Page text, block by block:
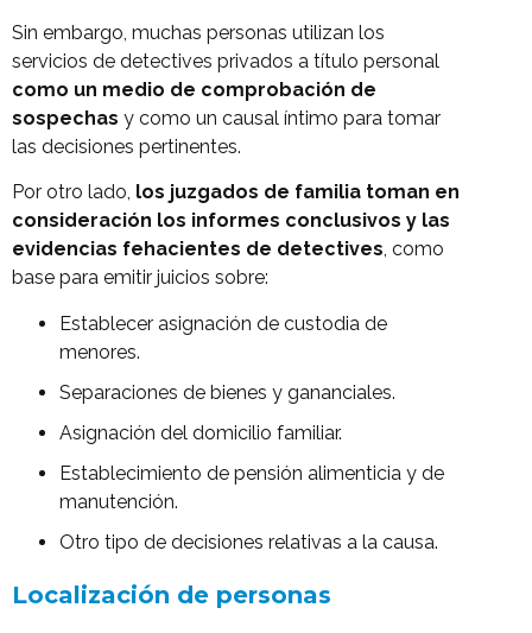
Sin embargo, muchas personas utilizan los
servicios de detectives privados a título personal
como un medio de comprobación de
sospechas y como un causal íntimo para tomar
las decisiones pertinentes.
Por otro lado, los juzgados de familia toman en
consideración los informes conclusivos y las
evidencias fehacientes de detectives, como
base para emitir juicios sobre:
Establecer asignación de custodia de
menores.
Separaciones de bienes y gananciales.
Asignación del domicilio familiar.
Establecimiento de pensión alimenticia y de
manutención.
Otro tipo de decisiones relativas a la causa.
Localización de personas